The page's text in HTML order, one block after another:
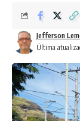
Última
Jefferson